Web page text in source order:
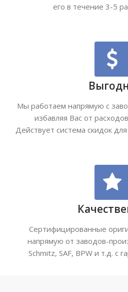
его в течение 3-5
Мы работаем напрямую с
избавляя Вас от
Действует система скидок
Сертифицированные
напрямую от заводов-
Schmitz, SAF, BPW и т.д. с